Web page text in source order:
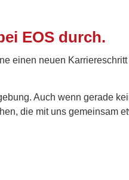
EOS durch.
einen neuen
Auch wenn gerade
die mit uns gemeinsam